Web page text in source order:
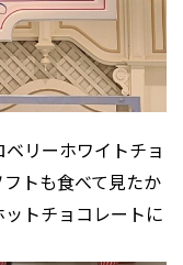
リーホワイトチョ
トも食べて見たか
トチョコレートに